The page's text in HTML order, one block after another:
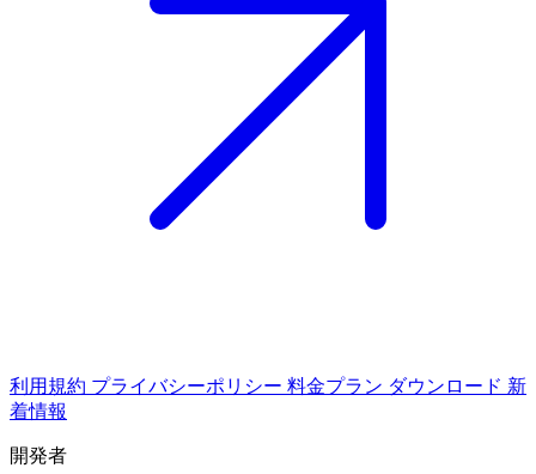
利用規約 プライバシーポリシー 料金プラン ダウンロード 新
着情報
開発者